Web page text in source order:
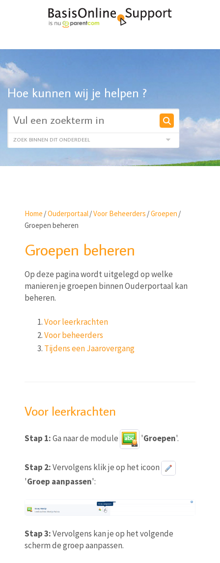
Hoe kunnen wij je helpen ?
Home /Ouderportaal/Voor Beheerders /Groepen /
Groepen beheren
Groepen beheren
Op deze pagina wordt uitgelegd op welke
manieren je groepen binnen Ouderportaal kan
beheren.
Voor leerkrachten
Voor beheerders
Tijdens een Jaarovergang
Voor leerkrachten
Stap 1:Ga naar de module 'Groepen'.
Stap 2:Vervolgens klik je op het icoon
'Groep aanpassen':
Stap 3:Vervolgens kan je op het volgende
scherm de groep aanpassen.